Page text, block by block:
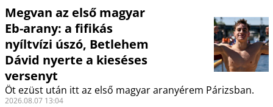
Megvan az első magyar
Eb-arany: a fifikás
nyíltvízi úszó, Betlehem
Dávid nyerte a kieséses
versenyt
Öt ezüst után itt az első magyar aranyérem Párizsban.
2026.08.07 13:04